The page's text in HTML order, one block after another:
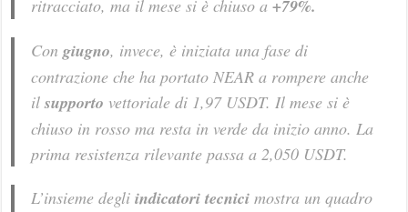
ritracciato, ma il mese si è chiuso a +79%.
Congiugno, invece, è iniziata una fase di
contrazione che ha portato NEAR a rompere anche
ilsupporto vettoriale di 1,97 USDT. Il mese si è
chiuso in rosso ma resta in verde da inizio anno. La
prima resistenza rilevante passa a 2,050 USDT.
L’insieme degliindicatori tecnici mostra un quadro